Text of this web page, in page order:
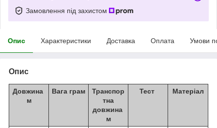
Замовлення під захистом
Опис Характеристики Доставка Оплата Умови
Опис
Довжина
м
Вага грам
Транспор
тна
довжина
м
Тест Матеріал